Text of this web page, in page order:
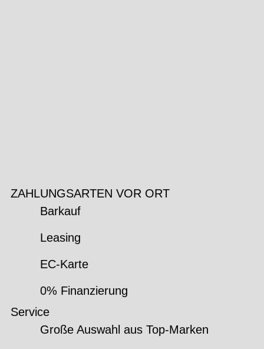
ZAHLUNGSARTEN VOR ORT
Barkauf
Leasing
EC-Karte
0% Finanzierung
Service
Große Auswahl aus Top-Marken